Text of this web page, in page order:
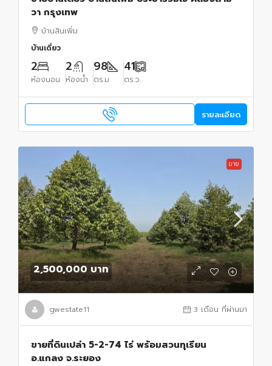
วา กรุงเทพ
บ้านสินเพิ่ม
บ้านเดี่ยว
2
ห้องนอน
2
ห้องน้ำ
98
ตร.ม.
41
ตร.ว.
รายละเอียด
ขาย
2,500,000 บาท
gwestate11 3 เดือน ที่ผ่านมา
ขายที่ดินเปล่า 5-2-74 ไร่ พร้อมสวนทุเรียน
อ.แกลง จ.ระยอง